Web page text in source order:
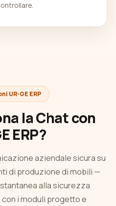
UR-GE ERP
la Chat con
ERP?
aziendale sicura su
di produzione di mobili —
alla sicurezza
i moduli progetto e